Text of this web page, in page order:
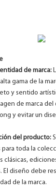
de marca:
gama de la
y sentido
de marca
y evitar un
del producto:
toda la
clásicas,
El diseño debe
de la marca.